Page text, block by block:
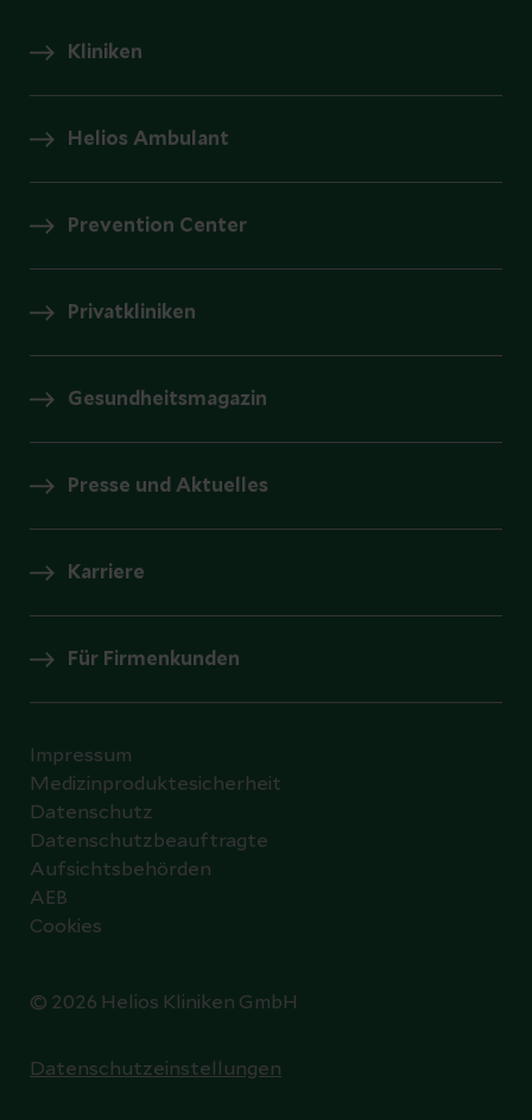
Kliniken
Helios Ambulant
Prevention Center
Privatkliniken
Gesundheitsmagazin
Presse und Aktuelles
Karriere
Für Firmenkunden
© 2026 Helios Kliniken GmbH
Impressum
Medizinproduktesicherheit
Datenschutz
Datenschutzbeauftragte
Aufsichtsbehörden
AEB
Cookies
Datenschutzeinstellungen